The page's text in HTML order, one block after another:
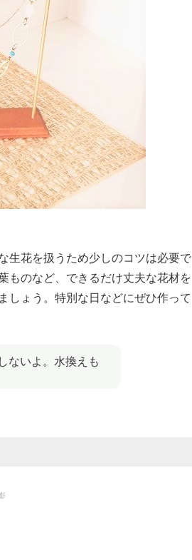
生花を扱うため少しのコツは必要で
ものなど、できるだけ丈夫な花材を
しょう。特別な日などにぜひ作って
ないよ。水換えも